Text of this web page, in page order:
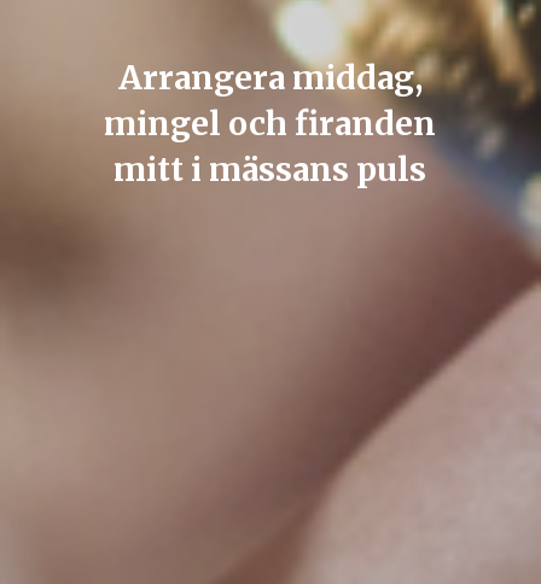
Arrangera middag,
mingel och firanden
mitt i mässans puls